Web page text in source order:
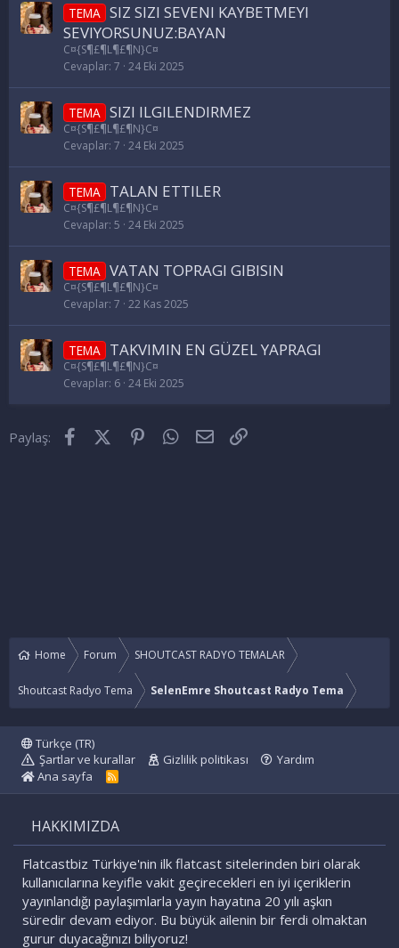
TEMA SIZ SIZI SEVENI KAYBETMEYI
SEVIYORSUNUZ:BAYAN
C¤{S¶£¶L¶£¶N}C¤
Cevaplar 7 24 Eki 2025
TEMA SIZI ILGILENDIRMEZ
C¤{S¶£¶L¶£¶N}C¤
Cevaplar 7 24 Eki 2025
TEMA TALAN ETTILER
C¤{S¶£¶L¶£¶N}C¤
Cevaplar 5 24 Eki 2025
TEMA VATAN TOPRAGI GIBISIN
C¤{S¶£¶L¶£¶N}C¤
Cevaplar 7 22 Kas 2025
TEMA TAKVIMIN EN GÜZEL YAPRAGI
C¤{S¶£¶L¶£¶N}C¤
Cevaplar 6 24 Eki 2025
Paylaş: FacebookX (Twitter)PinterestWhatsApp
E-posta
Home Forum SHOUTCAST RADYO TEMALAR
Shoutcast Radyo Tema SelenEmre Shoutcast Radyo Tema
Türkçe (TR)
Şartlar ve kurallar
Gizlilik politikası
Yardım
Ana sayfa
R
HAKKIMIZDA
Flatcastbiz Türkiye'nin ilk flatcast sitelerinden biri olarak
kullanıcılarına keyifle vakit geçirecekleri en iyi içeriklerin
yayınlandığı paylaşımlarla yayın hayatına 20 yılı aşkın
süredir devam ediyor. Bu büyük ailenin bir ferdi olmaktan
gurur duyacağınızı biliyoruz!